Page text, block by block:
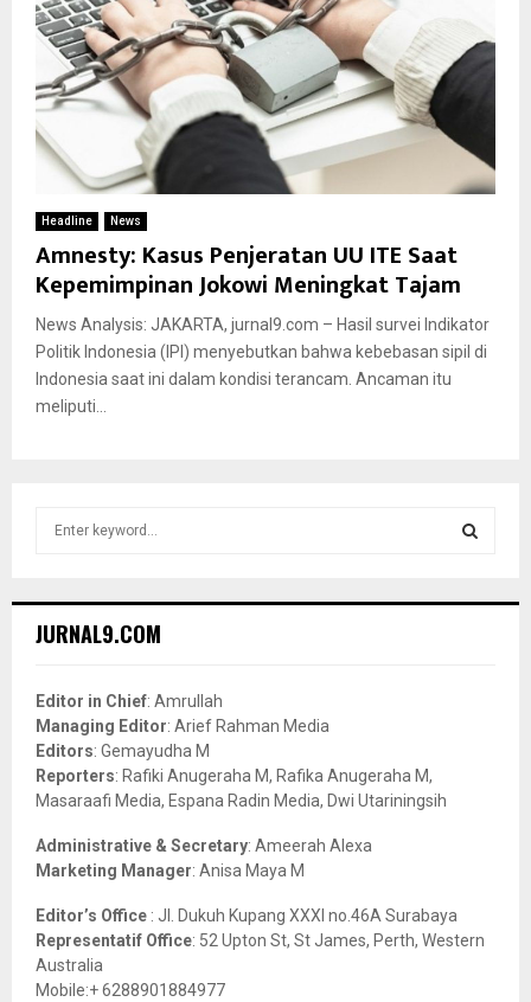
Headline News
Amnesty: Kasus Penjeratan UU ITE Saat
Kepemimpinan Jokowi Meningkat Tajam
News Analysis: JAKARTA, jurnal9.com – Hasil survei Indikator
Politik Indonesia (IPI) menyebutkan bahwa kebebasan sipil di
Indonesia saat ini dalam kondisi terancam. Ancaman itu
meliputi...
h
o
r
:
JURNAL9.COM
Editor in Chief: Amrullah
Managing Editor: Arief Rahman Media
Editors: Gemayudha M
Reporters: Rafiki Anugeraha M, Rafika Anugeraha M,
Masaraafi Media, Espana Radin Media, Dwi Utariningsih
Administrative & Secretary: Ameerah Alexa
Marketing Manager: Anisa Maya M
Editor’s Office : Jl. Dukuh Kupang XXXI no.46A Surabaya
Representatif Office: 52 Upton St, St James, Perth, Western
Australia
Mobile:+ 6288901884977